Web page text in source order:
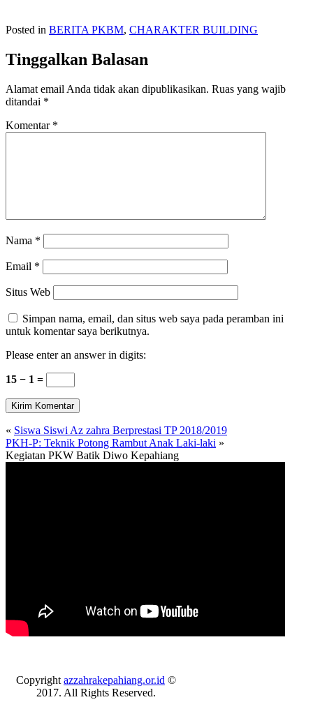
Posted in BERITA PKBM, CHARAKTER BUILDING
Tinggalkan Balasan
Alamat email Anda tidak akan dipublikasikan. Ruas yang wajib
ditandai *
Komentar *
Nama *
Email *
Situs Web
Simpan nama, email, dan situs web saya pada peramban ini
untuk komentar saya berikutnya.
Please enter an answer in digits:
15 − 1 =
« Siswa Siswi Az zahra Berprestasi TP 2018/2019
PKH-P: Teknik Potong Rambut Anak Laki-laki »
Kegiatan PKW Batik Diwo Kepahiang
Copyrightazzahrakepahiang.or.id ©
2017. All Rights Reserved.